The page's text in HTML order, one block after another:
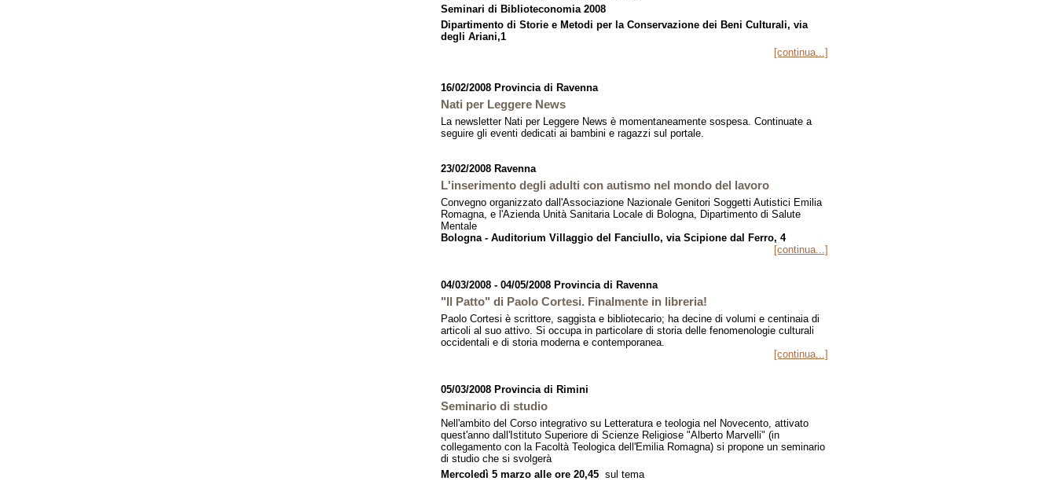
Seminari di Biblioteconomia 2008
Dipartimento di Storie e Metodi per la Conservazione dei Beni Culturali, via
degli Ariani,1
[continua...]
16/02/2008 Provincia di Ravenna
Nati per Leggere News
La newsletter Nati per Leggere News è momentaneamente sospesa. Continuate a
seguire gli eventi dedicati ai bambini e ragazzi sul portale.
23/02/2008 Ravenna
L'inserimento degli adulti con autismo nel mondo del lavoro
Convegno organizzato dall'Associazione Nazionale Genitori Soggetti Autistici Emilia
Romagna, e l'Azienda Unità Sanitaria Locale di Bologna, Dipartimento di Salute
Mentale
Bologna - Auditorium Villaggio del Fanciullo, via Scipione dal Ferro, 4
[continua...]
04/03/2008 - 04/05/2008 Provincia di Ravenna
"Il Patto" di Paolo Cortesi. Finalmente in libreria!
Paolo Cortesi è scrittore, saggista e bibliotecario; ha decine di volumi e centinaia di
articoli al suo attivo. Si occupa in particolare di storia delle fenomenologie culturali
occidentali e di storia moderna e contemporanea.
[continua...]
05/03/2008 Provincia di Rimini
Seminario di studio
Nell'ambito del Corso integrativo su Letteratura e teologia nel Novecento, attivato
quest'anno dall'Istituto Superiore di Scienze Religiose "Alberto Marvelli" (in
collegamento con la Facoltà Teologica dell'Emilia Romagna) si propone un seminario
di studio che si svolgerà
Mercoledì 5 marzo alle ore 20,45 sul tema